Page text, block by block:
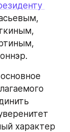
характер